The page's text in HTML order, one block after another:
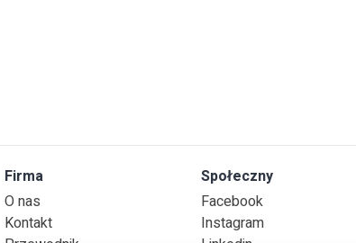
Firma
O nas
Kontakt
Społeczny
Facebook
Instagram